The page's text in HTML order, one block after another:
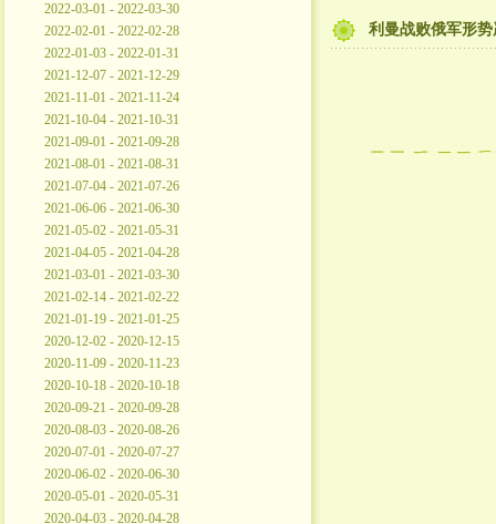
2022-03-01 - 2022-03-30
2022-02-01 - 2022-02-28
2022-01-03 - 2022-01-31
2021-12-07 - 2021-12-29
2021-11-01 - 2021-11-24
2021-10-04 - 2021-10-31
2021-09-01 - 2021-09-28
2021-08-01 - 2021-08-31
2021-07-04 - 2021-07-26
2021-06-06 - 2021-06-30
2021-05-02 - 2021-05-31
2021-04-05 - 2021-04-28
2021-03-01 - 2021-03-30
2021-02-14 - 2021-02-22
2021-01-19 - 2021-01-25
2020-12-02 - 2020-12-15
2020-11-09 - 2020-11-23
2020-10-18 - 2020-10-18
2020-09-21 - 2020-09-28
2020-08-03 - 2020-08-26
2020-07-01 - 2020-07-27
2020-06-02 - 2020-06-30
2020-05-01 - 2020-05-31
2020-04-03 - 2020-04-28
利曼战败俄军形